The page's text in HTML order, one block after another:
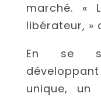
marché. «
libérateur, »
En se
unique, un